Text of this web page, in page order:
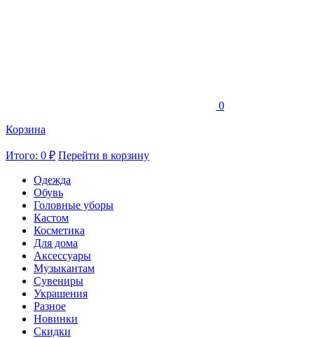
0
Корзина
Итого: 0 ₽ Перейти в корзину
Одежда
Обувь
Головные уборы
Кастом
Косметика
Для дома
Аксессуары
Музыкантам
Сувениры
Украшения
Разное
Новинки
Скидки